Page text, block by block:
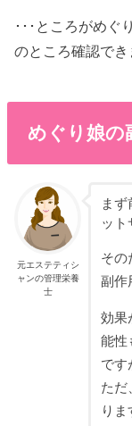
･･･ところがめぐ
のところ確認でき
めぐり娘の
元エステティシ
ャンの管理栄養
士
ま
ット
その
副作
効果
能性
です
ただ
りま